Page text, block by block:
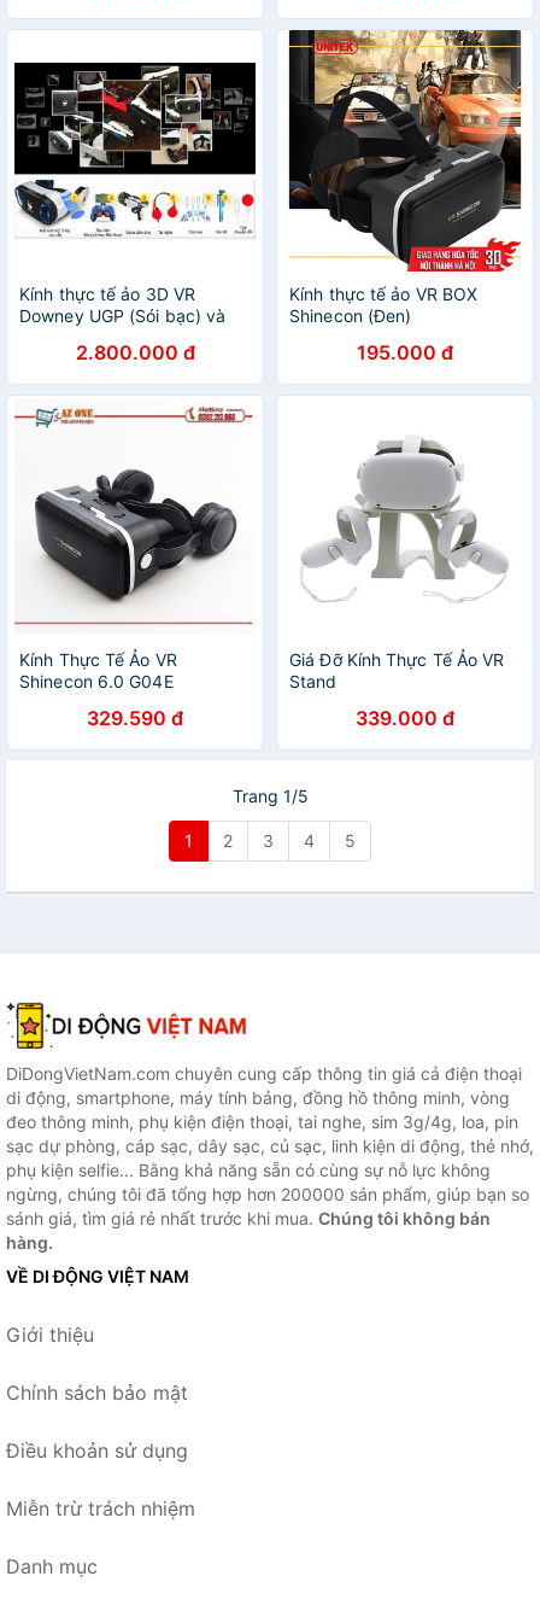
Kính thực tế ảo 3D VR
Downey UGP (Sói bạc) và
động như thật)
2.800.000 đ
Kính thực tế ảo VR BOX
Shinecon (Đen)
195.000 đ
Kính Thực Tế Ảo VR
Shinecon 6.0 G04E
329.590 đ
Giá Đỡ Kính Thực Tế Ảo VR
Stand
339.000 đ
Trang 1/5
1 2 3 4 5
DiDongVietNam.com chuyên cung cấp thông tin giá cả điện thoại
di động, smartphone, máy tính bảng, đồng hồ thông minh, vòng
đeo thông minh, phụ kiện điện thoại, tai nghe, sim 3g/4g, loa, pin
sạc dự phòng, cáp sạc, dây sạc, củ sạc, linh kiện di động, thẻ nhớ,
phụ kiện selfie... Bằng khả năng sẵn có cùng sự nỗ lực không
ngừng, chúng tôi đã tổng hợp hơn 200000 sản phẩm, giúp bạn so
sánh giá, tìm giá rẻ nhất trước khi mua. Chúng tôi không bán
hàng.
VỀ DI ĐỘNG VIỆT NAM
Giới thiệu
Chính sách bảo mật
Điều khoản sử dụng
Miễn trừ trách nhiệm
Danh mục